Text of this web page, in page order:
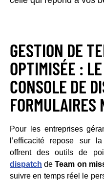
GESTION DE
OPTIMISÉE :
CONSOLE DE
FORMULAIRES
Pour les entreprises
l’efficacité repose sur
offrent des outils de
dispatch deTeam on
suivre en temps réel le